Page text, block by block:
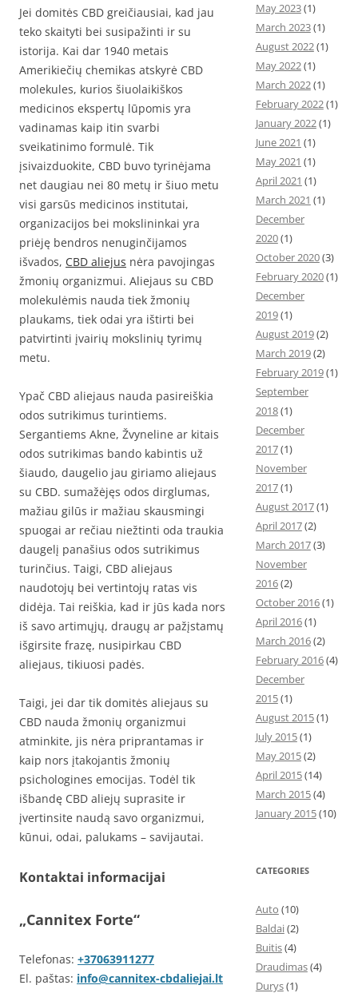
Jei domitės CBD greičiausiai, kad jau
teko skaityti bei susipažinti ir su
istorija. Kai dar 1940 metais
Amerikiečių chemikas atskyrė CBD
molekules, kurios šiuolaikiškos
medicinos ekspertų lūpomis yra
vadinamas kaip itin svarbi
sveikatinimo formulė. Tik
įsivaizduokite, CBD buvo tyrinėjama
net daugiau nei 80 metų ir šiuo metu
visi garsūs medicinos institutai,
organizacijos bei mokslininkai yra
priėję bendros nenuginčijamos
išvados, CBD aliejus nėra pavojingas
žmonių organizmui. Aliejaus su CBD
molekulėmis nauda tiek žmonių
plaukams, tiek odai yra ištirti bei
patvirtinti įvairių mokslinių tyrimų
metu.
Ypač CBD aliejaus nauda pasireiškia
odos sutrikimus turintiems.
Sergantiems Akne, Žvyneline ar kitais
odos sutrikimas bando kabintis už
šiaudo, daugelio jau giriamo aliejaus
su CBD. sumažėjęs odos dirglumas,
mažiau gilūs ir mažiau skausmingi
spuogai ar rečiau niežtinti oda traukia
daugelį panašius odos sutrikimus
turinčius. Taigi, CBD aliejaus
naudotojų bei vertintojų ratas vis
didėja. Tai reiškia, kad ir jūs kada nors
iš savo artimųjų, draugų ar pažįstamų
išgirsite frazę, nusipirkau CBD
aliejaus, tikiuosi padės.
Taigi, jei dar tik domitės aliejaus su
CBD nauda žmonių organizmui
atminkite, jis nėra priprantamas ir
kaip nors įtakojantis žmonių
psichologines emocijas. Todėl tik
išbandę CBD aliejų suprasite ir
įvertinsite naudą savo organizmui,
kūnui, odai, palukams – savijautai.
Kontaktai informacijai
„Cannitex Forte“
Telefonas: +37063911277
El. paštas: info@cannitex-cbdaliejai.lt
May 2023(1)
March 2023(1)
August 2022(1)
May 2022(1)
March 2022(1)
February 2022(1)
January 2022(1)
June 2021 (1)
May 2021 (1)
April 2021 (1)
March 2021 (1)
December
2020(1)
October 2020(3)
February 2020(1)
December
2019(1)
August 2019(2)
March 2019(2)
February 2019(1)
September
2018(1)
December
2017(1)
November
2017(1)
August 2017(1)
April 2017(2)
March 2017(3)
November
2016(2)
October 2016(1)
April 2016(1)
March 2016(2)
February 2016(4)
December
2015(1)
August 2015(1)
July 2015(1)
May 2015(2)
April 2015(14)
March 2015(4)
January 2015(10)
CATEGORIES
Auto (10)
Baldai(2)
Buitis(4)
Draudimas(4)
Durys(1)